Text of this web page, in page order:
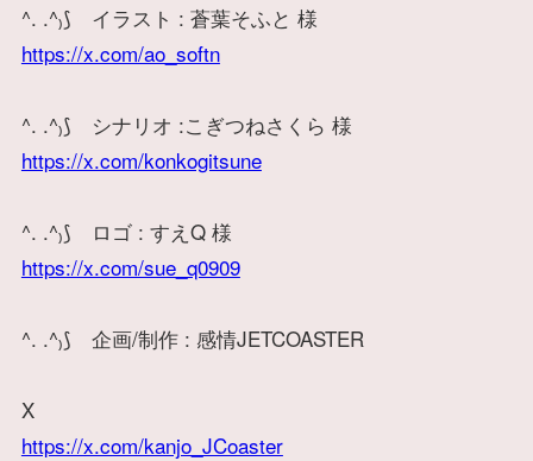
^. .^₎⟆ イラスト : 蒼葉そふと 様
https://x.com/ao_softn
^. .^₎⟆ シナリオ :こぎつねさくら 様
https://x.com/konkogitsune
^. .^₎⟆ ロゴ : すえQ 様
https://x.com/sue_q0909
^. .^₎⟆ 企画/制作 : 感情JETCOASTER
X
https://x.com/kanjo_JCoaster